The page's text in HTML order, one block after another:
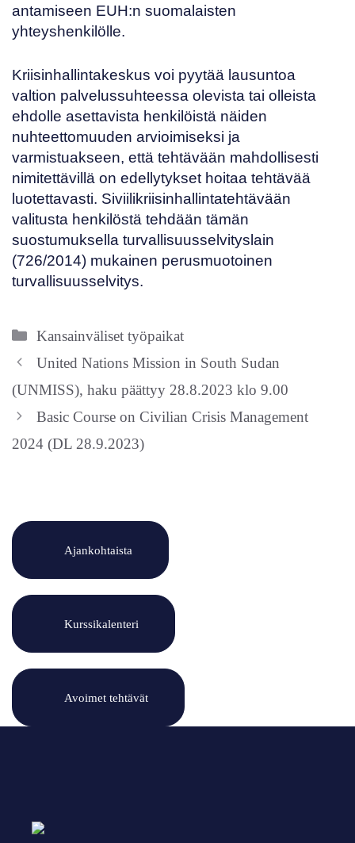
antamiseen EUH:n suomalaisten
yhteyshenkilölle.
Kriisinhallintakeskus voi pyytää lausuntoa
valtion palvelussuhteessa olevista tai olleista
ehdolle asettavista henkilöistä näiden
nuhteettomuuden arvioimiseksi ja
varmistuakseen, että tehtävään mahdollisesti
nimitettävillä on edellytykset hoitaa tehtävää
luotettavasti. Siviilikriisinhallintatehtävään
valitusta henkilöstä tehdään tämän
suostumuksella turvallisuusselvityslain
(726/2014) mukainen perusmuotoinen
turvallisuusselvitys.
Kategoriat
Kansainväliset työpaikat
United Nations Mission in South Sudan
(UNMISS), haku päättyy 28.8.2023 klo 9.00
Basic Course on Civilian Crisis Management
2024 (DL 28.9.2023)
Ajankohtaista
Kurssikalenteri
Avoimet tehtävät